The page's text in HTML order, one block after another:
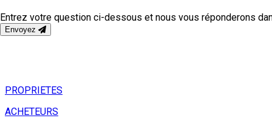
PROPRIETES
ACHETEURS
Entrez votre question ci-dessous et nous vous réponderons
Envoyez